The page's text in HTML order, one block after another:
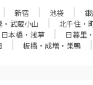
新宿 池袋
・武蔵小山 北千住・
日本橋・浅草 日暮里
板橋・成増・巣鴨